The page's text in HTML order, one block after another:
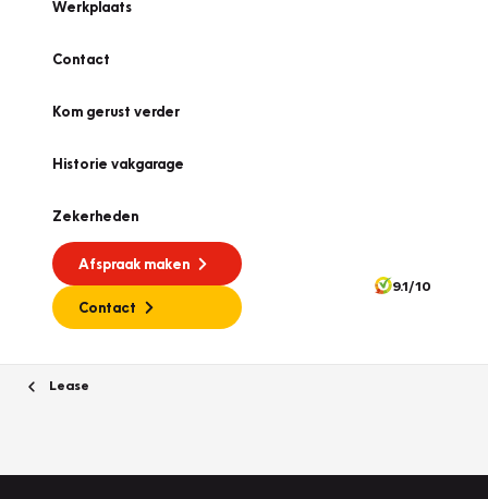
Werkplaats
Contact
Kom gerust verder
Historie vakgarage
Zekerheden
Afspraak maken
Contact
9.1/10
Lease